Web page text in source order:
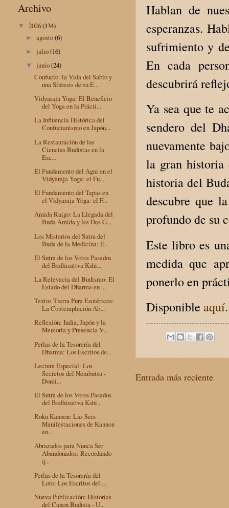
Hablan de
esperanzas.
sufrimiento y
En cada
descubrirá
Ya sea que te
sendero del
nuevamente
la gran historia
historia del
descubre que
profundo de su
Este libro es
medida que
ponerlo en
Disponible aquí.
Entrada más reciente
Archivo
▼ 2026(134)
►agosto(6)
► julio(16)
▼ junio(24)
Confucio: la Vida del Sabio y
una Síntesis de su E...
Vidyaraja Yoga: El Beneficio
del Yoga en la Prácti...
La Influencia Histórica del
Confucianismo en Japón...
La Restauración de las
Ciencias Budistas en la
Esc...
El Fundamento del Agni en el
Vidyaraja Yoga: el Fu...
El Fundamento del Tapas en
el Vidyaraja Yoga: el F...
Amida Raigo: La Llegada del
Buda Amida y los Dos G...
Los Misterios del Sutra del
Buda de la Medicina: E...
El Sutra de los Votos Pasados
del Bodhisattva Kshi...
La Relevacia del Budismo: El
Estado del Dharma en ...
Textos Tierra Pura Esotéricos:
La Contemplación Ab...
Reflexión: India, Japón y la
Memoria y Presencia V...
Perlas de la Tesorería del
Dharma: Los Escritos de...
Lectura Especial: Los
Secretos del Nembutsu -
Domi...
El Sutra de los Votos Pasados
del Bodhisattva Kshi...
Roku Kannon: Las Seis
Manifestaciones de Kannon
en...
Abrazados para Nunca Ser
Abandonados: Recordando
q...
Perlas de la Tesorería del
Loto: Los Escritos del ...
Nueva Publicación: Historias
del Canon Budista - U...